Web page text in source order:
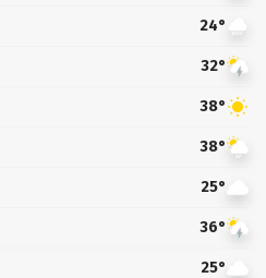
24°
32°
38°
38°
25°
36°
25°